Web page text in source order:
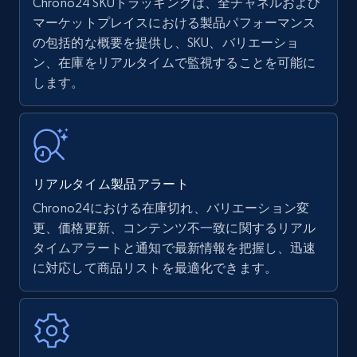
Amazon products - find products by using
upc numbers
Title, Seller name, Brand, Description, Initial
price, Currency, Availability, Reviews count, and
Amazon Reviews
URL, Product name, Product rating, Product
Author name, Asin, and more.
7.4K+
マーケットプレイスにおける製品パフォーマンス
の包括的な概要を提供し、SKU、バリエーショ
ン、在庫をリアルタイムで監視することを可能に
します。
リアルタイム製品アラート
Chrono24における在庫切れ、バリエーション変
更、価格更新、コンテンツ不一致に関するリアル
タイムアラートと通知で最新情報を把握し、迅速
に対応して商品リストを最適化できます。